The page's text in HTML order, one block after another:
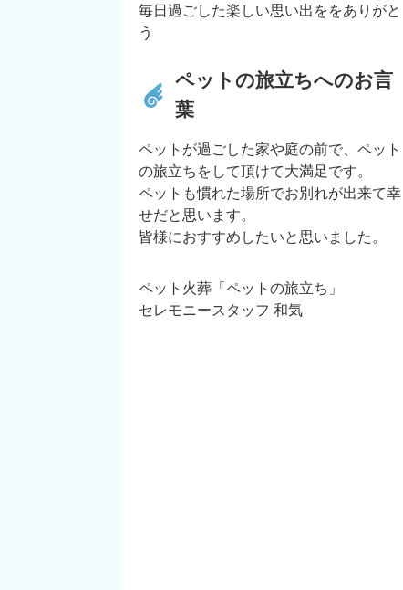
毎日過ごした楽しい思い出ををありがと
う
ペットの旅立ちへのお言
葉
ペットが過ごした家や庭の前で、ペット
の旅立ちをして頂けて大満足です。
ペットも慣れた場所でお別れが出来て幸
せだと思います。
皆様におすすめしたいと思いました。
ペット火葬「ペットの旅立ち」
セレモニースタッフ 和気